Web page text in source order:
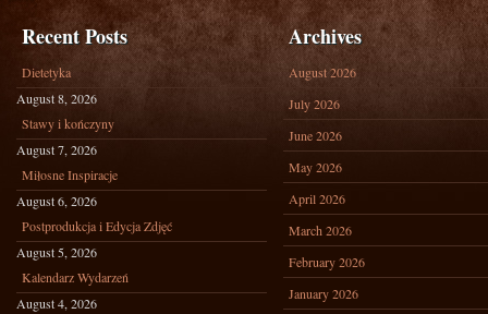
Recent Posts
Dietetyka
August 8, 2026
Stawy i kończyny
August 7, 2026
Miłosne Inspiracje
August 6, 2026
Postprodukcja i Edycja Zdjęć
August 5, 2026
Kalendarz Wydarzeń
August 4, 2026
Archives
August 2026
July 2026
June 2026
May 2026
April 2026
March 2026
February 2026
January 2026